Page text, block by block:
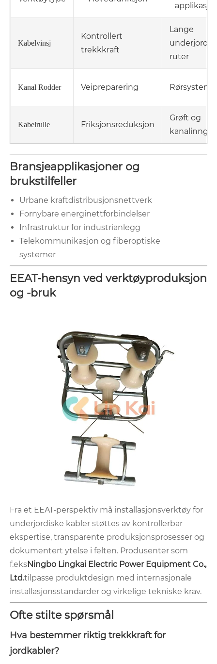
Kabelvinsj
Kontrollert
trekkkraft
Lange
ruter
Kanal Rodder Veipreparering
Kabelrulle Friksjonsreduksjon
Grøft og
Bransjeapplikasjoner og
brukstilfeller
Urbane kraftdistribusjonsnettverk
Fornybare energinettforbindelser
Infrastruktur for industrianlegg
Telekommunikasjon og fiberoptiske
systemer
EEAT-hensyn ved verktøyproduksjon
og -bruk
Fra et EEAT-perspektiv må installasjonsverktøy for
underjordiske kabler støttes av kontrollerbar
ekspertise, transparente produksjonsprosesser og
dokumentert ytelse i felten. Produsenter som
f.eksNingbo Lingkai Electric Power Equipment Co.,
Ltd.tilpasse produktdesign med internasjonale
installasjonsstandarder og virkelige tekniske krav.
Ofte stilte spørsmål
Hva bestemmer riktig trekkkraft for
jordkabler?